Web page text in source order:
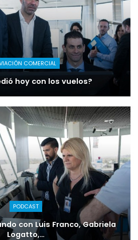
COMERCIAL
hoy con los vuelos?
PODCAST
con Luis Franco, Gabriela
Logatto,…